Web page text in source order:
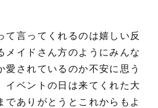
て言ってくれるのは嬉しい反
メイドさん方のようにみんな
愛されているのか不安に思う
イベントの日は来てくれた大
でありがとうとこれからもよ